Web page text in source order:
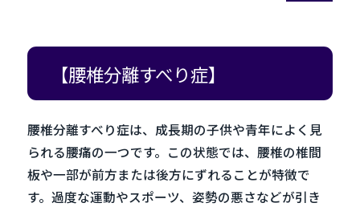
【腰椎分離すべり症】
腰椎分離すべり症は、成長期の子供や青年によく見
られる腰痛の一つです。この状態では、腰椎の椎間
板や一部が前方または後方にずれることが特徴で
す。過度な運動やスポーツ、姿勢の悪さなどが引き